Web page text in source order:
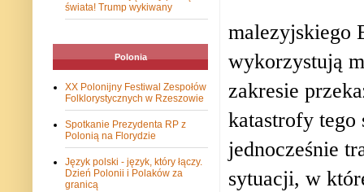
malezyjskiego
wykorzystują
zakresie
katastrofy tego
jednocześnie
sytuacji, w
świata! Trump wykiwany
Polonia
XX Polonijny Festiwal Zespołów
Folklorystycznych w Rzeszowie
Spotkanie Prezydenta RP z
Polonią na Florydzie
Język polski - język, który łączy.
Dzień Polonii i Polaków za
granicą